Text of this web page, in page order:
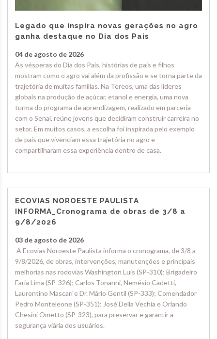
Legado que inspira novas gerações no agro
ganha destaque no Dia dos Pais
04 de agosto de 2026
Às vésperas do Dia dos Pais, histórias de pais e filhos
mostram como o agro vai além da profissão e se torna parte da
trajetória de muitas famílias. Na Tereos, uma das líderes
globais na produção de açúcar, etanol e energia, uma nova
turma do programa de aprendizagem, realizado em parceria
com o Senai, reúne jovens que decidiram construir carreira no
setor. Em muitos casos, a escolha foi inspirada pelo exemplo
de pais que vivenciam essa trajetória no agro e
compartilharam essa experiência dentro de casa.
ECOVIAS NOROESTE PAULISTA
INFORMA_Cronograma de obras de 3/8 a
9/8/2026
03 de agosto de 2026
A Ecovias Noroeste Paulista informa o cronograma, de 3/8 a
9/8/2026, de obras, intervenções, manutenções e principais
melhorias nas rodovias Washington Luís (SP-310); Brigadeiro
Faria Lima (SP-326); Carlos Tonanni, Nemésio Cadetti,
Laurentino Mascari e Dr. Mário Gentil (SP-333); Comendador
Pedro Monteleone (SP-351); José Della Vechia e Orlando
Chesini Ometto (SP-323), para preservar e garantir a
segurança viária dos usuários.